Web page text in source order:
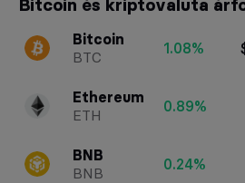
Bitcoin és kriptovaluta
Bitcoin
BTC
1.08%
Ethereum
ETH
0.89%
BNB
BNB
0.24%